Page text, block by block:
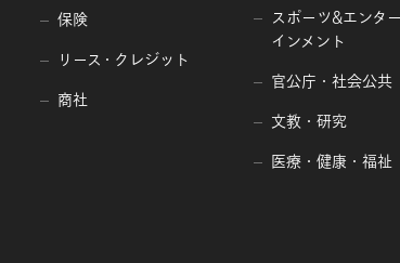
保険
リース・クレジット
商社
スポーツ&エンタ
インメント
官公庁・社会公共
文教・研究
医療・健康・福祉